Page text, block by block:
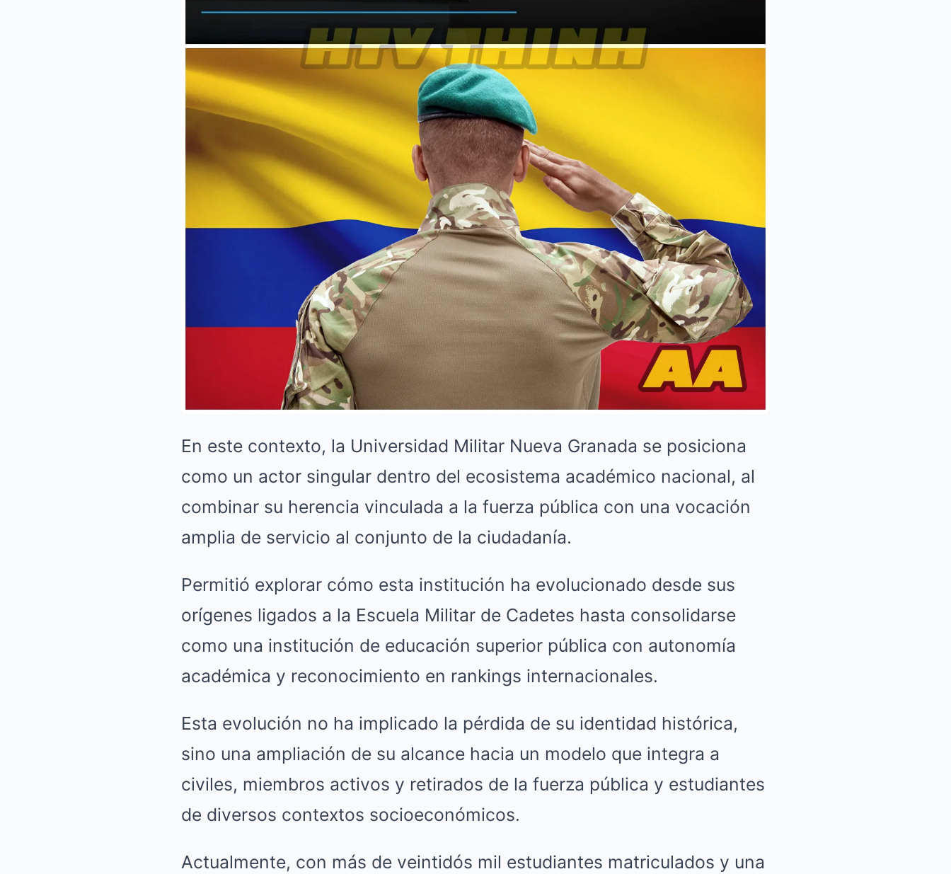
En este contexto, la Universidad Militar Nueva Granada se posiciona
como un actor singular dentro del ecosistema académico nacional, al
combinar su herencia vinculada a la fuerza pública con una vocación
amplia de servicio al conjunto de la ciudadanía.
Permitió explorar cómo esta institución ha evolucionado desde sus
orígenes ligados a la Escuela Militar de Cadetes hasta consolidarse
como una institución de educación superior pública con autonomía
académica y reconocimiento en rankings internacionales.
Esta evolución no ha implicado la pérdida de su identidad histórica,
sino una ampliación de su alcance hacia un modelo que integra a
civiles, miembros activos y retirados de la fuerza pública y estudiantes
de diversos contextos socioeconómicos.
Actualmente, con más de veintidós mil estudiantes matriculados y una